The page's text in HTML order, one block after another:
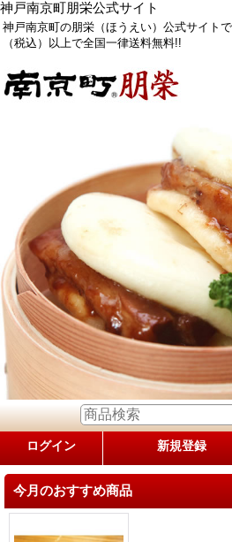
神戸南京町朋栄公式サイト
神戸南京町の朋栄（ほうえい）公式サイト
（税込）以上で全国一律送料無料!!
ログイン 新規登録
今月のおすすめ商品